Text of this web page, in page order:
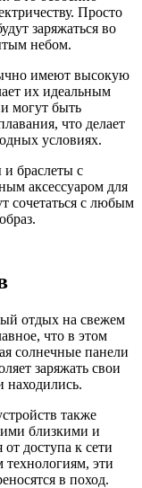
Просто
заряжаться во
небом.
имеют высокую
их идеальным
могут быть
что делает
условиях.
браслеты с
аксессуаром для
сочетаться с любым
отдых на свежем
что в этом
солнечные панели
заряжать свои
находились.
также
близкими и
доступа к сети
технологиям, эти
в поход.